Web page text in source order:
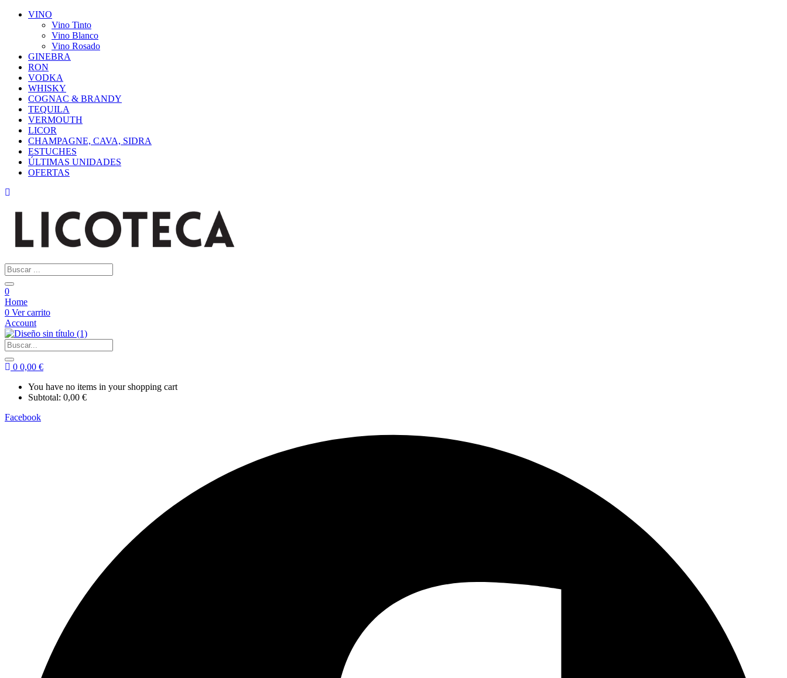
VINO
Vino Tinto
Vino Blanco
Vino Rosado
GINEBRA
RON
VODKA
WHISKY
COGNAC & BRANDY
TEQUILA
VERMOUTH
LICOR
CHAMPAGNE, CAVA, SIDRA
ESTUCHES
ÚLTIMAS UNIDADES
OFERTAS
0
Home
0 Ver carrito
Account
0 0,00 €
You have no items in your shopping cart
Subtotal: 0,00 €
Facebook